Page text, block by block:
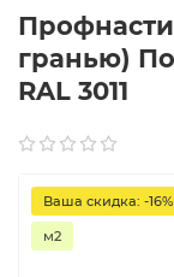
гранью)
RAL 3011
Ваша скидка: -16%
м2